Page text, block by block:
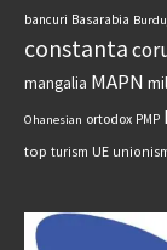
bancuri Basarabia
constanta
mangalia MAPN
Ohanesian ortodox PMP
top turism UE